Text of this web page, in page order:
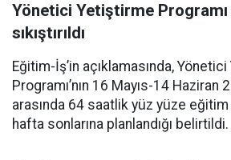
Yönetici Yetiştirme
sıkıştırıldı
Eğitim-İş’in açıklamasında,
Programı’nın 16 Mayıs-14 Haziran
arasında 64 saatlik yüz yüze
hafta sonlarına planlandığı belirtildi.